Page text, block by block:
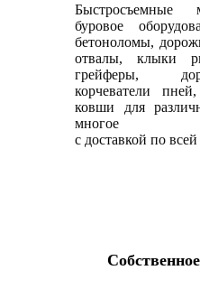
Быстросъемные
буровое
бетоноломы,
отвалы, клыки
грейферы,
корчеватели
ковши для
с доставкой по